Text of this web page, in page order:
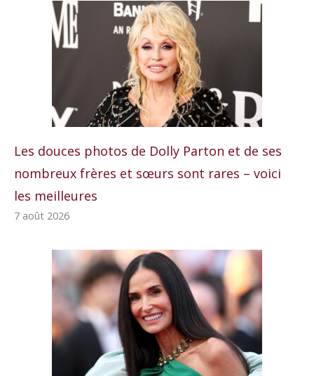
Les douces photos de Dolly Parton et de ses
nombreux frères et sœurs sont rares – voici
les meilleures
7 août 2026